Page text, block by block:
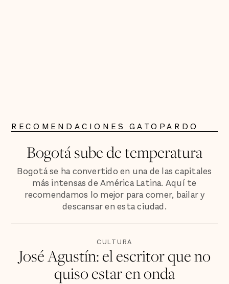
RECOMENDACIONES GATOPARDO
Bogotá sube de temperatura
Bogotá se ha convertido en una de las capitales
más intensas de América Latina. Aquí te
recomendamos lo mejor para comer, bailar y
descansar en esta ciudad.
CULTURA
José Agustín: el escritor que no
quiso estar en onda